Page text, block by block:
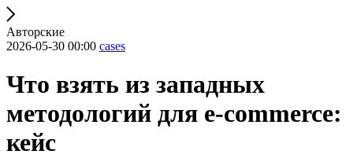
Авторские
2026-05-30 00:00 cases
Что взять из западных
методологий для e-commerce:
кейс